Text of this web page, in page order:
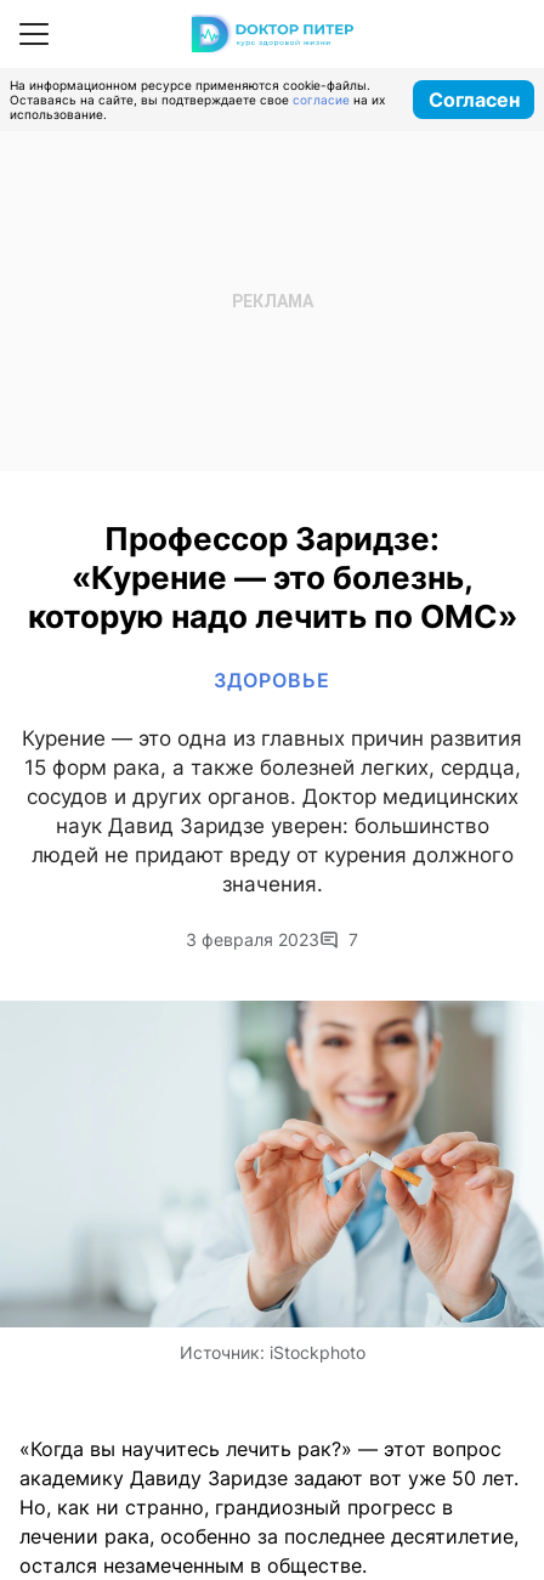
На информационном ресурсе применяются cookie-файлы.
Оставаясь на сайте, вы подтверждаете свое согласие на их
использование.
Согласен
Профессор Заридзе:
«Курение — это болезнь,
которую надо лечить по ОМС»
ЗДОРОВЬЕ
Курение — это одна из главных причин развития
15 форм рака, а также болезней легких, сердца,
сосудов и других органов. Доктор медицинских
наук Давид Заридзе уверен: большинство
людей не придают вреду от курения должного
значения.
3 февраля 2023 7
Источник: iStockphoto
«Когда вы научитесь лечить рак?» — этот вопрос
академику Давиду Заридзе задают вот уже 50 лет.
Но, как ни странно, грандиозный прогресс в
лечении рака, особенно за последнее десятилетие,
остался незамеченным в обществе.